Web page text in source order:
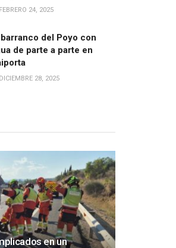
FEBRERO 24, 2025
barranco del Poyo con
de parte a parte en
DICIEMBRE 28, 2025
en un